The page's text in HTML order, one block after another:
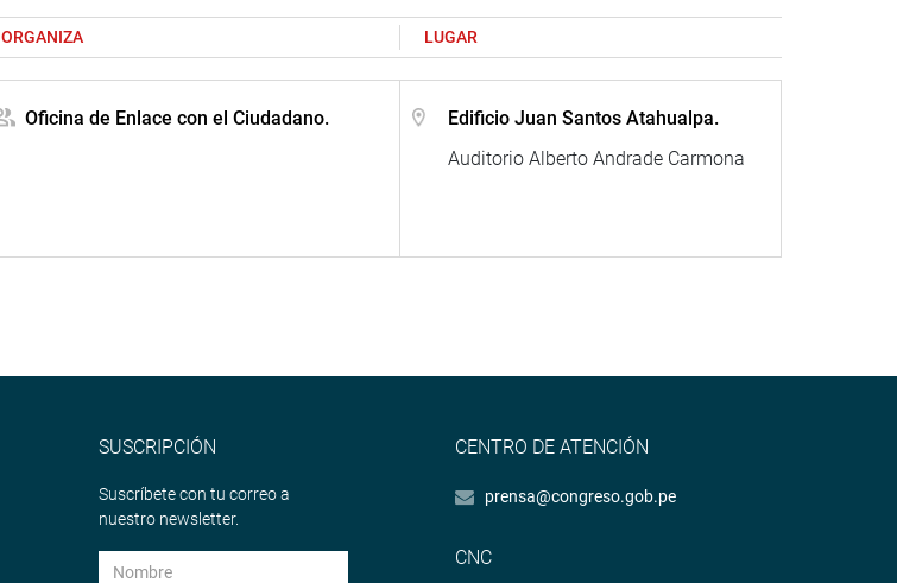
ORGANIZA LUGAR
Oficina de Enlace con el Ciudadano.
Edificio Juan Santos Atahualpa.
Auditorio Alberto Andrade Carmona
SUSCRIPCIÓN
Suscríbete con tu correo a
nuestro newsletter.
CENTRO DE ATENCIÓN
prensa@congreso.gob.pe
CNC